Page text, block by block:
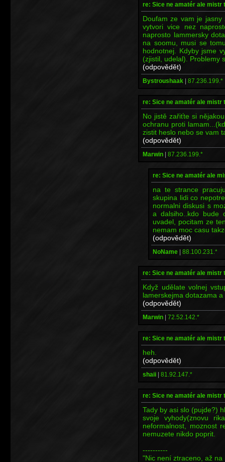
re: Sice ne amatér ale mistr
Doufam ze vam je
vytvori vice nez
naprosto lammersky
na soomu, musi se
hodnotnej. Kdyby jsme
(zjistil, udelal). Problemy
(odpovědět)
Bystroushaak | 87.236.199.*
re: Sice ne amatér ale mistr
No jistě zařiťte si
ochranu proti
zistit heslo nebo se vam
(odpovědět)
Marwin | 87.236.199.*
re: Sice ne amatér ale
na te strance
skupina lidi co
normalni diskusi s
a dalsiho..kdo
uvadel, pocitam ze
nemam moc casu
(odpovědět)
NoName | 88.100.231.*
re: Sice ne amatér ale mistr
Když udělate volnej
lamerskejma dotazama
(odpovědět)
Marwin | 72.52.142.*
re: Sice ne amatér ale mistr
heh.
(odpovědět)
shaii | 81.92.147.*
re: Sice ne amatér ale mistr
Tady by asi slo (pujde?)
svoje vyhody(znovu
neformalnost, moznost
nemuzete nikdo poprit.
----------
"Nic není ztraceno, až na